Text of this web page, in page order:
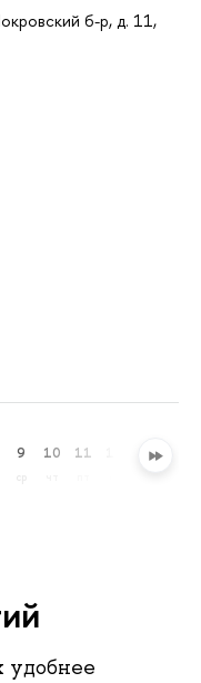
б-р, д. 11,
9 10 11 13
удобнее